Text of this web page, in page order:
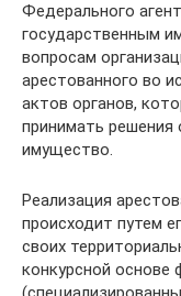
Федерального
государственным
вопросам
арестованного во
актов органов,
принимать
имущество.
Реализация
происходит путем
своих
конкурсной основе